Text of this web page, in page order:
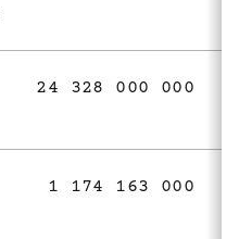
24 328 000 000
1 174 163 000